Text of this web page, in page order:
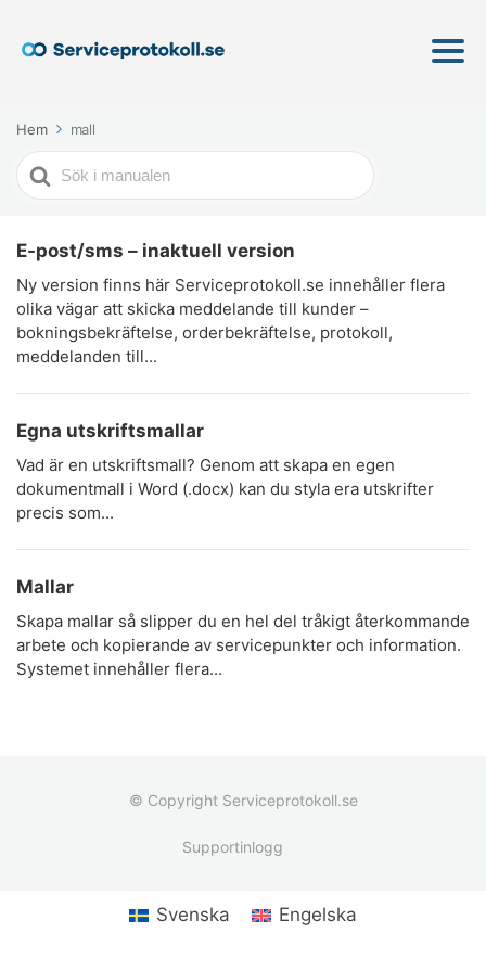
Hem mall
Söker
efter
E-post/sms – inaktuell version
Ny version finns här Serviceprotokoll.se innehåller flera
olika vägar att skicka meddelande till kunder –
bokningsbekräftelse, orderbekräftelse, protokoll,
meddelanden till...
Egna utskriftsmallar
Vad är en utskriftsmall? Genom att skapa en egen
dokumentmall i Word (.docx) kan du styla era utskrifter
precis som...
Mallar
Skapa mallar så slipper du en hel del tråkigt återkommande
arbete och kopierande av servicepunkter och information.
Systemet innehåller flera...
© Copyright Serviceprotokoll.se
Supportinlogg
Svenska Engelska